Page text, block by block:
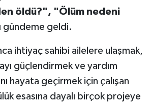
öldü?", "Ölüm nedeni
gündeme geldi.
ihtiyaç sahibi ailelere ulaşmak,
güçlendirmek ve yardım
hayata geçirmek için çalışan
esasına dayalı birçok projeye